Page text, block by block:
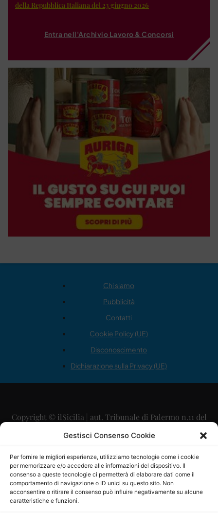
Gestisci Consenso Cookie
Per fornire le migliori esperienze, utilizziamo tecnologie come i cookie
per memorizzare e/o accedere alle informazioni del dispositivo. Il
consenso a queste tecnologie ci permetterà di elaborare dati come il
comportamento di navigazione o ID unici su questo sito. Non
acconsentire o ritirare il consenso può influire negativamente su alcune
caratteristiche e funzioni.
della Repubblica Italiana del 23 giugno 2026
Entra nell'Archivio Lavoro & Concorsi
Chi siamo
Pubblicità
Contatti
Cookie Policy (UE)
Disconoscimento
Dichiarazione sulla Privacy (UE)
Copyright © ilSicilia | aut. Tribunale di Palermo n.11 del
29/09/2015
Direttore Editoriale: Maurizio Scaglione
Direttore Responsabile: Maria Calabrese